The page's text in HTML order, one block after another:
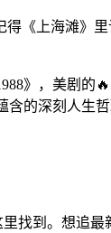
《上海滩》
》，美剧
的深刻人生哲
找到。想追